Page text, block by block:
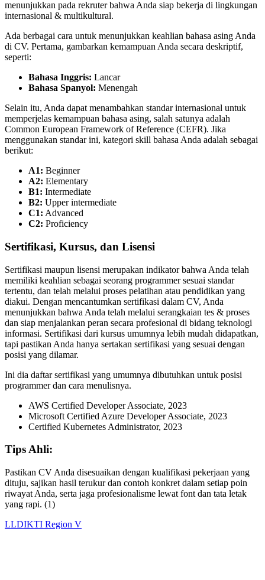
menunjukkan pada rekruter bahwa Anda siap bekerja di lingkungan
internasional & multikultural.
Ada berbagai cara untuk menunjukkan keahlian bahasa asing Anda
di CV. Pertama, gambarkan kemampuan Anda secara deskriptif,
seperti:
Bahasa Inggris: Lancar
Bahasa Spanyol: Menengah
Selain itu, Anda dapat menambahkan standar internasional untuk
memperjelas kemampuan bahasa asing, salah satunya adalah
Common European Framework of Reference (CEFR). Jika
menggunakan standar ini, kategori skill bahasa Anda adalah sebagai
berikut:
A1: Beginner
A2: Elementary
B1: Intermediate
B2: Upper intermediate
C1: Advanced
C2: Proficiency
Sertifikasi, Kursus, dan Lisensi
Sertifikasi maupun lisensi merupakan indikator bahwa Anda telah
memiliki keahlian sebagai seorang programmer sesuai standar
tertentu, dan telah melalui proses pelatihan atau pendidikan yang
diakui. Dengan mencantumkan sertifikasi dalam CV, Anda
menunjukkan bahwa Anda telah melalui serangkaian tes & proses
dan siap menjalankan peran secara profesional di bidang teknologi
informasi. Sertifikasi dari kursus umumnya lebih mudah didapatkan,
tapi pastikan Anda hanya sertakan sertifikasi yang sesuai dengan
posisi yang dilamar.
Ini dia daftar sertifikasi yang umumnya dibutuhkan untuk posisi
programmer dan cara menulisnya.
AWS Certified Developer Associate, 2023
Microsoft Certified Azure Developer Associate, 2023
Certified Kubernetes Administrator, 2023
Tips Ahli:
Pastikan CV Anda disesuaikan dengan kualifikasi pekerjaan yang
dituju, sajikan hasil terukur dan contoh konkret dalam setiap poin
riwayat Anda, serta jaga profesionalisme lewat font dan tata letak
yang rapi. (1)
LLDIKTI Region V